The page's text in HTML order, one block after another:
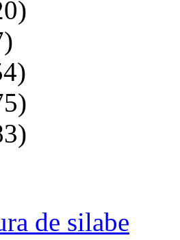
de silabe